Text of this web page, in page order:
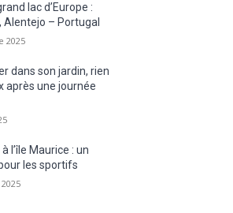
lac d’Europe :
Alentejo – Portugal
2025
dans son jardin, rien
après une journée
l’île Maurice : un
les sportifs